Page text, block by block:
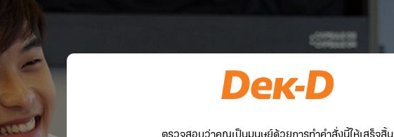
ตรวจสอบว่าคุณเป็นมนุษย์ด้วยการทำคำสั่งนี้ให้เสร็จสิ้น